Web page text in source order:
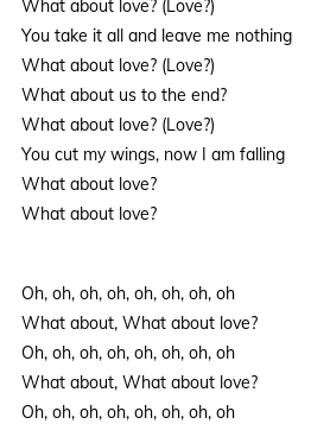
What about love? (Love?)
You take it all and leave me nothing
What about love? (Love?)
What about us to the end?
What about love? (Love?)
You cut my wings, now I am falling
What about love?
What about love?
Oh, oh, oh, oh, oh, oh, oh, oh
What about, What about love?
Oh, oh, oh, oh, oh, oh, oh, oh
What about, What about love?
Oh, oh, oh, oh, oh, oh, oh, oh